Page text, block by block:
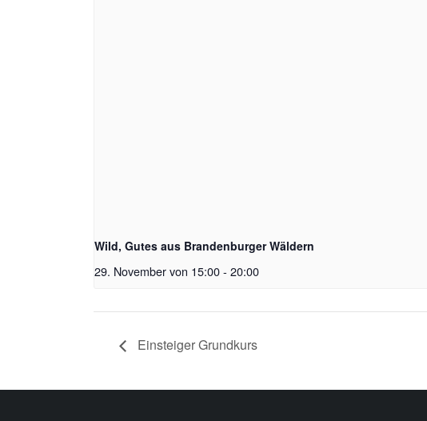
Wild, Gutes aus Brandenburger Wäldern
29. November von 15:00- 20:00
Einsteiger Grundkurs